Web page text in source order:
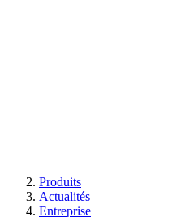
Produits
Actualités
Entreprise